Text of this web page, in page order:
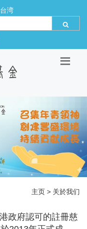
台湾
主页 > 关於我们
政府認可的註冊慈